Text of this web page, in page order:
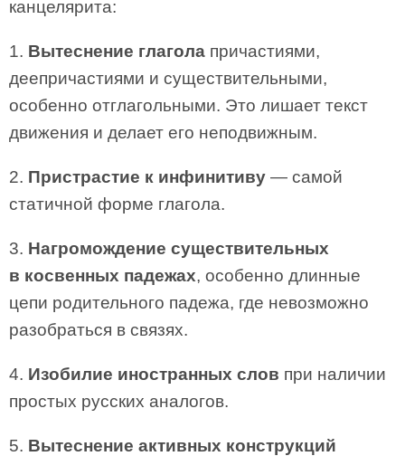
канцелярита:
1. Вытеснение глагола причастиями,
деепричастиями и существительными,
особенно отглагольными. Это лишает текст
движения и делает его неподвижным.
2. Пристрастие к инфинитиву — самой
статичной форме глагола.
3. Нагромождение существительных
в косвенных падежах, особенно длинные
цепи родительного падежа, где невозможно
разобраться в связях.
4. Изобилие иностранных слов при наличии
простых русских аналогов.
5. Вытеснение активных конструкций